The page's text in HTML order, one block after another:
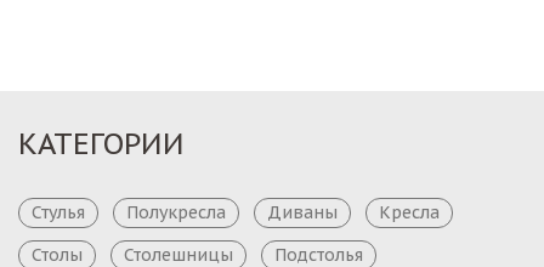
КАТЕГОРИИ
Стулья Полукресла Диваны
Кресла
Столы
Столешницы
Подстолья